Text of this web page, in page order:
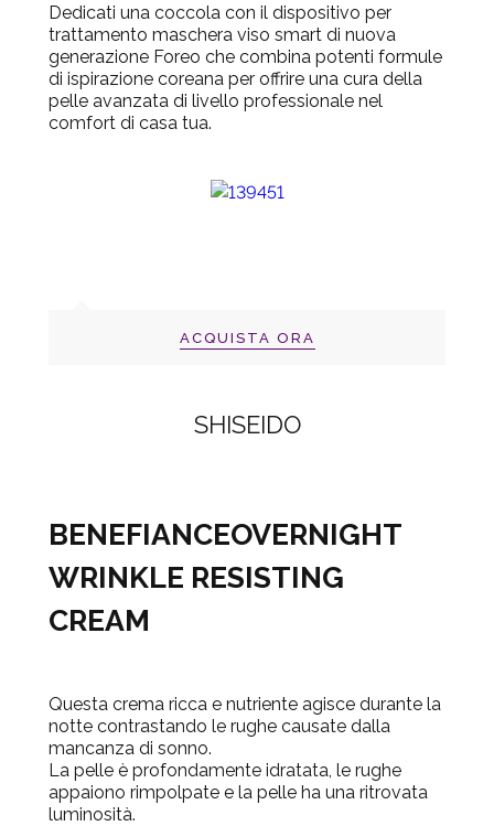
Dedicati una coccola con il dispositivo per
trattamento maschera viso smart di nuova
generazione Foreo che combina potenti formule
di ispirazione coreana per offrire una cura della
pelle avanzata di livello professionale nel
comfort di casa tua.
ACQUISTA ORA
SHISEIDO
BENEFIANCEOVERNIGHT
WRINKLE RESISTING
CREAM
Questa crema ricca e nutriente agisce durante la
notte contrastando le rughe causate dalla
mancanza di sonno.
La pelle è profondamente idratata, le rughe
appaiono rimpolpate e la pelle ha una ritrovata
luminosità.